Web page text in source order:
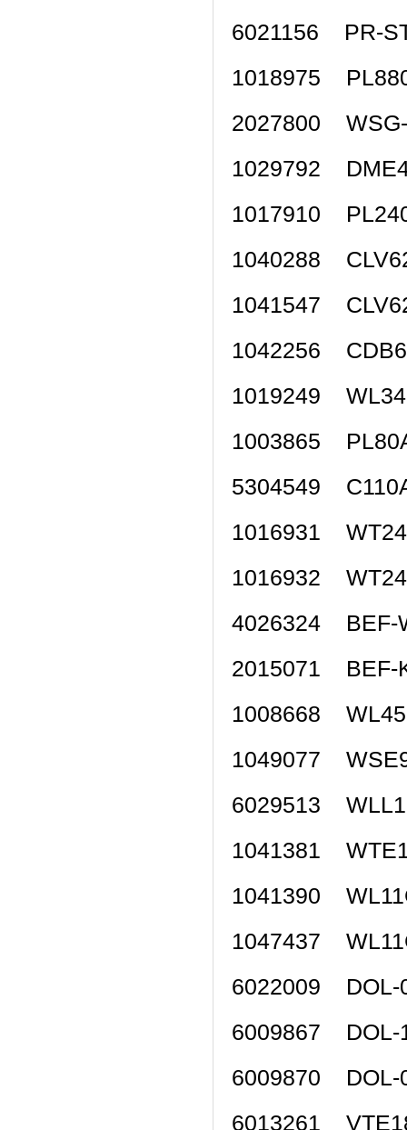
6021156 PR-
1018975
2027800
1029792
1017910
1040288
1041547
1042256
1019249
1003865
5304549
1016931
1016932
4026324
2015071
1008668
1049077
6029513
1041381
1041390
1047437
6022009
6009867
6009870
6013261